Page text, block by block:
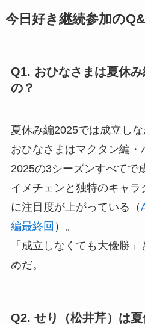
今日好き継続参加の
Q1. おひなさまは夏休
の？
夏休み編2025では成立しな
おひなさまはマクタン編・
2025の3シーズンすべてで
イメチェンと独特のキャラ
に注目度が上がっている（
編最終回 ）。
「成立しなくても大優勝
めだ。
Q2. せり（松井芹）は